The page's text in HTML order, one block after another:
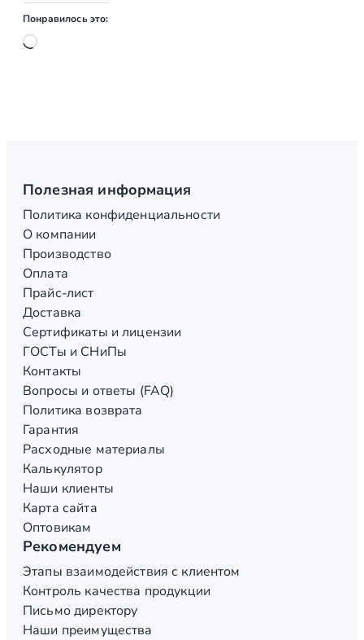
Понравилось это:
Загрузка…
Полезная информация
Политика конфиденциальности
О компании
Производство
Оплата
Прайс-лист
Доставка
Сертификаты и лицензии
ГОСТы и СНиПы
Контакты
Вопросы и ответы (FAQ)
Политика возврата
Гарантия
Расходные материалы
Калькулятор
Наши клиенты
Карта сайта
Оптовикам
Рекомендуем
Этапы взаимодействия с клиентом
Контроль качества продукции
Письмо директору
Наши преимущества